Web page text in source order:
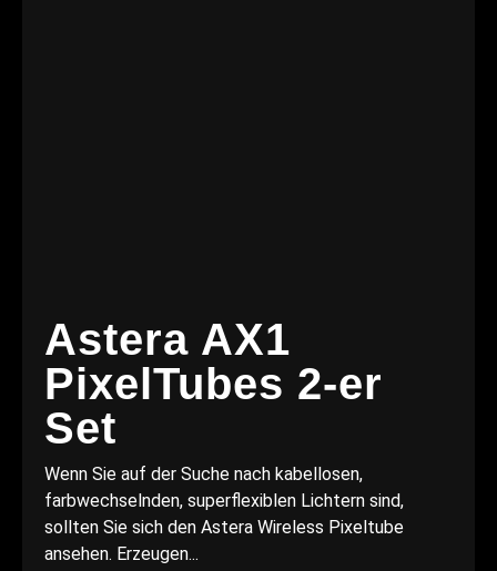
Astera AX1
PixelTubes 2-er
Set
Wenn Sie auf der Suche nach kabellosen,
farbwechselnden, superflexiblen Lichtern sind,
sollten Sie sich den Astera Wireless Pixeltube
ansehen. Erzeugen...